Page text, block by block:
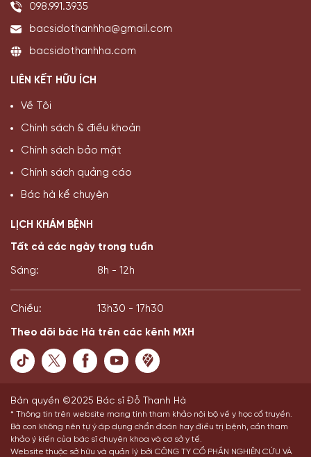
098.991.3935
bacsidothanhha@gmail.com
bacsidothanhha.com
LIÊN KẾT HỮU ÍCH
Về Tôi
Chính sách & điều khoản
Chính sách bảo mật
Chính sách quảng cáo
Bác hà kể chuyện
LỊCH KHÁM BỆNH
Tất cả các ngày trong tuần
Sáng: 8h - 12h
Chiều: 13h30 - 17h30
Theo dõi bác Hà trên các kênh MXH
Bản quyền ©2025 Bác sĩ Đỗ Thanh Hà
* Thông tin trên website mang tính tham khảo nội bộ về y học cổ truyền.
Bà con không nên tự ý áp dụng chẩn đoán hay điều trị bệnh, cần tham
khảo ý kiến của bác sĩ chuyên khoa và cơ sở y tế.
Website thuộc sở hữu và quản lý bởi CÔNG TY CỔ PHẦN NGHIÊN CỨU VÀ